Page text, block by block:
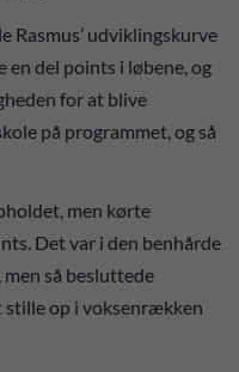
Rasmus’ udviklingskurve
en del points i løbene, og
for at blive
på programmet, og så
men kørte
Det var i den benhårde
så besluttede
stille op i voksenrækken